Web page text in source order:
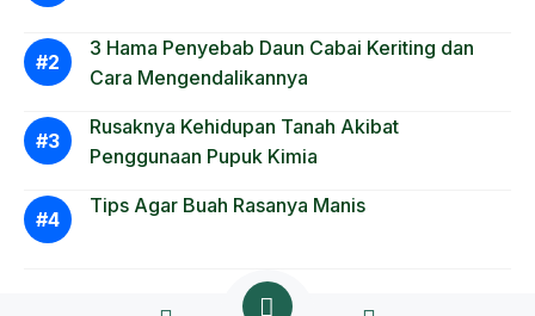
3 Hama Penyebab Daun Cabai Keriting dan
Cara Mengendalikannya
Rusaknya Kehidupan Tanah Akibat
Penggunaan Pupuk Kimia
Tips Agar Buah Rasanya Manis